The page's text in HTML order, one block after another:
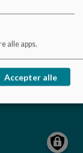
alle apps.
Accepter alle